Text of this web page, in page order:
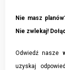
Nie masz
Nie zwlekaj!
Odwiedź nasze
uzyskaj